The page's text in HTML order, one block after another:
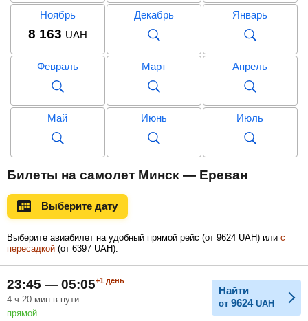
Ноябрь
8 163 UAH
Декабрь Январь
Февраль Март Апрель
Май Июнь Июль
Сентябрь
Ноябрь
18 397 UAH
Билеты на самолет Минск — Ереван
Выберите дату
Выберите авиабилет на удобный прямой рейс (от 9624 UAH) или с
пересадкой (от 6397 UAH).
23:45 — 05:05+1 день
4 ч 20 мин в пути
прямой
Найти
от 9624 UAH